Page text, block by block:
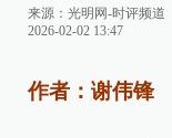
来源： 光明网-时评频道
2026-02-02 13:47
作者：谢伟锋